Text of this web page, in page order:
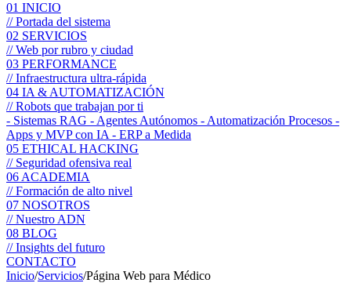
01 INICIO
// Portada del sistema
02 SERVICIOS
// Web por rubro y ciudad
03 PERFORMANCE
// Infraestructura ultra-rápida
04 IA & AUTOMATIZACIÓN
// Robots que trabajan por ti
- Sistemas RAG - Agentes Autónomos - Automatización Procesos -
Apps y MVP con IA - ERP a Medida
05 ETHICAL HACKING
// Seguridad ofensiva real
06 ACADEMIA
// Formación de alto nivel
07 NOSOTROS
// Nuestro ADN
08 BLOG
// Insights del futuro
CONTACTO
Inicio/Servicios/Página Web para Médico